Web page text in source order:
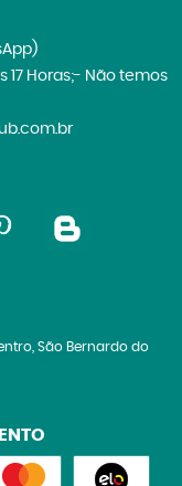
17 Horas;- Não temos
São Bernardo do